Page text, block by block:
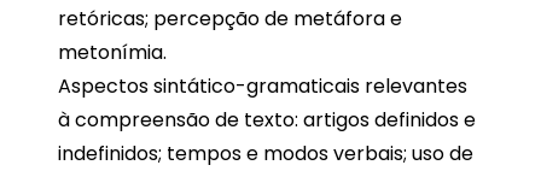
retóricas; percepção de metáfora e
metonímia.
Aspectos sintático-gramaticais relevantes
à compreensão de texto: artigos definidos e
indefinidos; tempos e modos verbais; uso de